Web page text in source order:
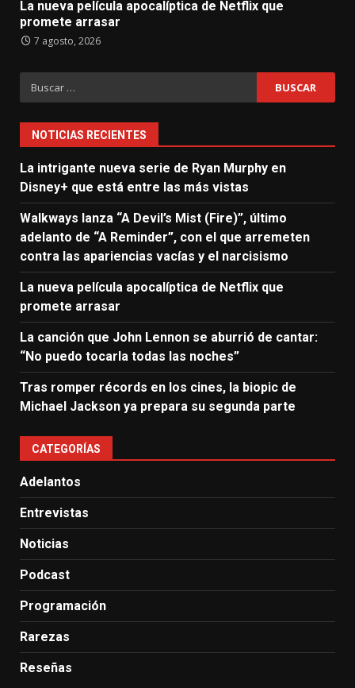
La nueva película apocalíptica de Netflix que
promete arrasar
7 agosto, 2026
Buscar:
NOTICIAS RECIENTES
La intrigante nueva serie de Ryan Murphy en
Disney+ que está entre las más vistas
Walkways lanza “A Devil’s Mist (Fire)”, último
adelanto de “A Reminder”, con el que arremeten
contra las apariencias vacías y el narcisismo
La nueva película apocalíptica de Netflix que
promete arrasar
La canción que John Lennon se aburrió de cantar:
“No puedo tocarla todas las noches”
Tras romper récords en los cines, la biopic de
Michael Jackson ya prepara su segunda parte
CATEGORÍAS
Adelantos
Entrevistas
Noticias
Podcast
Programación
Rarezas
Reseñas